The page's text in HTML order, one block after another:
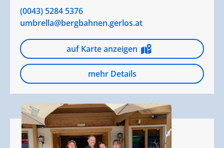
(0043) 5284 5376
umbrella@bergbahnen.gerlos.at
auf Karte anzeigen
mehr Details